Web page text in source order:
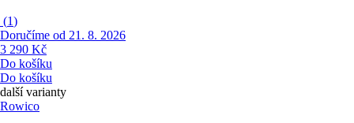
(1)
Doručíme od 21. 8. 2026
3 290 Kč
Do košíku
Do košíku
další varianty
Rowico